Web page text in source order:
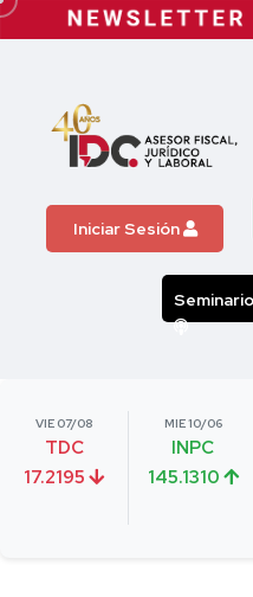
Iniciar Sesión
VIE 07/08
TDC
17.2195
MIE 10/06
INPC
145.1310